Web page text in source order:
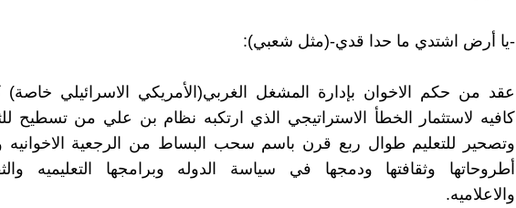
-يا أرض اشتدي ما حدا قدي-(مثل شعبي):
عقد من حكم الاخوان بإدارة المشغل الغربي(الأمريكي الاسرائيلي خاصة)
كافيه لاستثمار الخطأ الاستراتيجي الذي ارتكبه نظام بن علي من تسطيح
وتصحير للتعليم طوال ربع قرن باسم سحب البساط من الرجعية الاخوانيه
أطروحاتها وثقافتها ودمجها في سياسة الدوله وبرامجها التعليميه
والاعلاميه.